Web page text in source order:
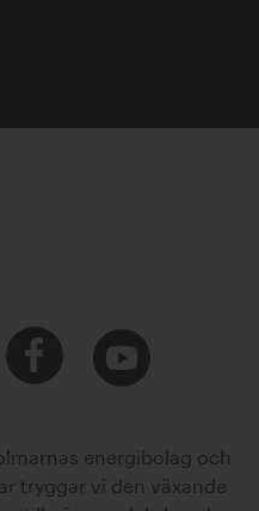
energibolag och
tryggar vi den växande